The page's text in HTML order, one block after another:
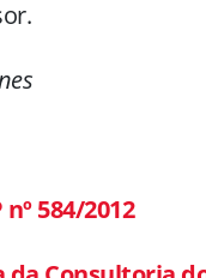
584/2012